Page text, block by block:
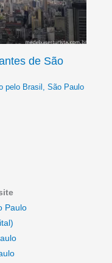
de São
pelo Brasil São Paulo
Paulo